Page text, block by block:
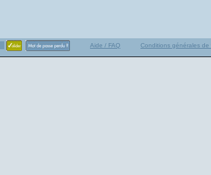
Aide / FAQ Conditions générales de